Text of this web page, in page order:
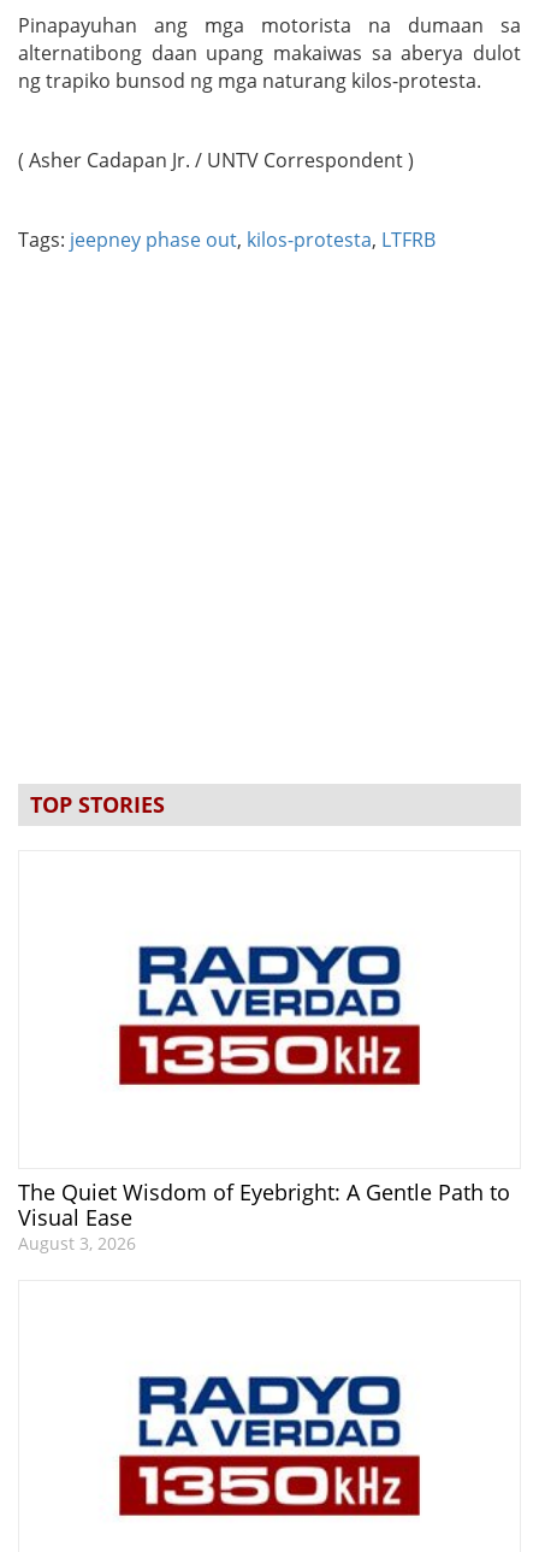
Pinapayuhan ang mga motorista na dumaan sa
alternatibong daan upang makaiwas sa aberya dulot
ng trapiko bunsod ng mga naturang kilos-protesta.
( Asher Cadapan Jr. / UNTV Correspondent )
Tags: jeepney phase out, kilos-protesta, LTFRB
TOP STORIES
The Quiet Wisdom of Eyebright: A Gentle Path to
Visual Ease
August 3, 2026